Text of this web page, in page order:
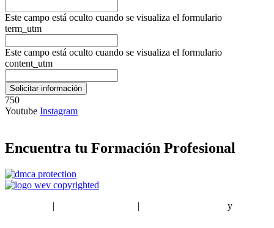
Este campo está oculto cuando se visualiza el formulario
term_utm
Este campo está oculto cuando se visualiza el formulario
content_utm
750
Youtube Instagram
Encuentra tu Formación Profesional
| | y